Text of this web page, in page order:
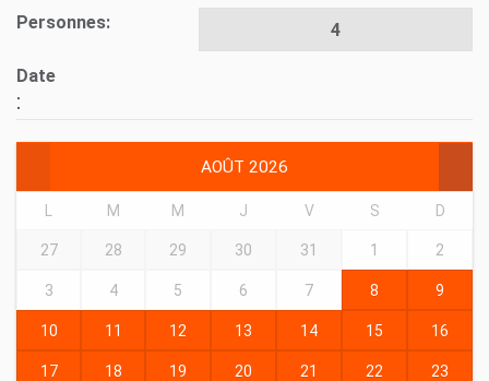
Personnes:
Date
:
AOÛT 2026
L M M J V S D
27 28 29 30 31 1 2
3 4 5 6 7 8 9
10 11 12 13 14 15 16
17 18 19 20 21 22 23